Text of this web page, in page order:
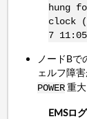
hung
clock
7
ノードB
ェルフ障
POWER重
EMSログ